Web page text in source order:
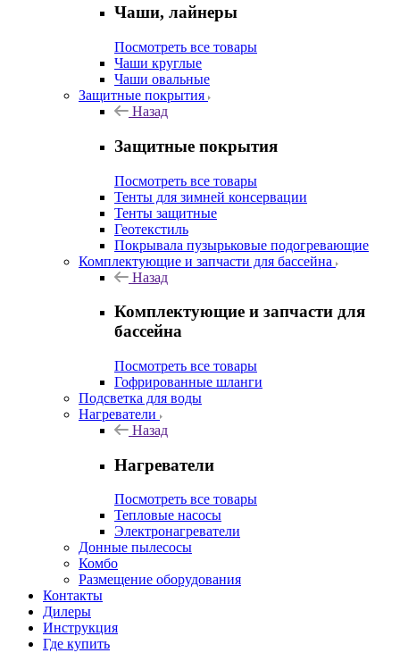
Чаши, лайнеры
Посмотреть все товары
Чаши круглые
Чаши овальные
Защитные покрытия
Назад
Защитные покрытия
Посмотреть все товары
Тенты для зимней консервации
Тенты защитные
Геотекстиль
Покрывала пузырьковые подогревающие
Комплектующие и запчасти для бассейна
Назад
Комплектующие и запчасти для
бассейна
Посмотреть все товары
Гофрированные шланги
Подсветка для воды
Нагреватели
Назад
Нагреватели
Посмотреть все товары
Тепловые насосы
Электронагреватели
Донные пылесосы
Комбо
Размещение оборудования
Контакты
Дилеры
Инструкция
Где купить